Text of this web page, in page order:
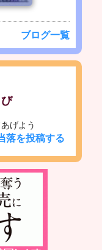
ブログ一覧
げよう
落を投稿する